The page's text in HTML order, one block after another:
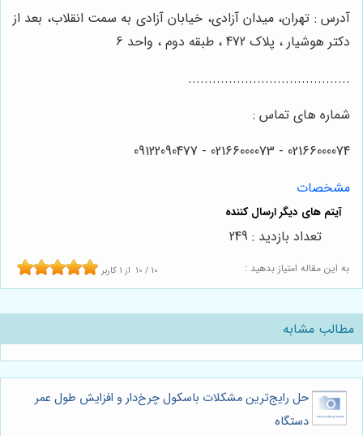
آدرس : تهران، میدان آزادی، خیابان آزادی به سمت انقلاب، بعد از
دکتر هوشیار ، پلاک 472 ، طبقه دوم ، واحد 6
........................................
شماره های تماس :
02166000074 - 02166000073 - 09122090477
مشخصات
به این مقاله امتیاز بدهید : 10 / 10 از1 کاربر
تعداد بازدید : 249
مطالب مشابه
حل رایج‌ترین مشکلات باسکول چرخ‌دار و افزایش طول عمر
دستگاه